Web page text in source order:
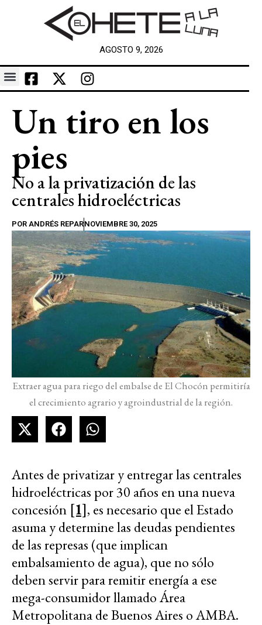
AGOSTO 9, 2026
Un tiro en los
pies
No a la privatización de las
centrales hidroeléctricas
POR ANDRÉS REPARNOVIEMBRE 30, 2025
Extraer agua para riego del embalse de El Chocón permitiría
el crecimiento agrario y agroindustrial de la región.
Antes de privatizar y entregar las centrales
hidroeléctricas por 30 años en una nueva
concesión [1], es necesario que el Estado
asuma y determine las deudas pendientes
de las represas (que implican
embalsamiento de agua), que no sólo
deben servir para remitir energía a ese
mega-consumidor llamado Área
Metropolitana de Buenos Aires o AMBA.